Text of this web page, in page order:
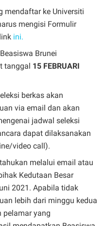
mendaftar ke Universiti
mengisi Formulir
ini.
Brunei
tanggal 15 FEBRUARI
berkas akan
via email dan akan
jadwal seleksi
dapat dilaksanakan
video call).
melalui email atau
Kedutaan Besar
2021. Apabila tidak
lebih dari minggu kedua
pelamar yang